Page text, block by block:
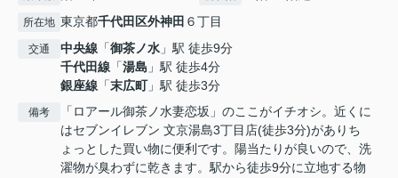
所在地 東京都千代田区外神田 ６丁目
交通 中央線 「御茶ノ水 」駅 徒歩9分
千代田線 「湯島 」駅 徒歩4分
銀座線 「末広町」駅 徒歩3分
備考
「ロアール御茶ノ水妻恋坂」のここがイチオシ。近くに
はセブンイレブン 文京湯島3丁目店(徒歩3分)がありち
ょっとした買い物に便利です。陽当たりが良いので、洗
濯物が臭わずに乾きます。駅から徒歩9分に立地する物